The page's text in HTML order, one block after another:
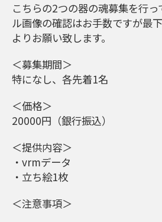
こちらの2つの器の魂募集を行
ル画像の確認はお手数ですが最
よりお願い致します。
＜募集期間＞
特になし、各先着1名
＜価格＞
20000円（銀行振込）
＜提供内容＞
・vrmデータ
・立ち絵1枚
＜注意事項＞